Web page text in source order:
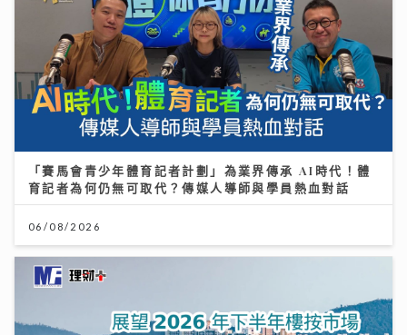
「賽馬會青少年體育記者計劃」為業界傳承 AI時代！體
育記者為何仍無可取代？傳媒人導師與學員熱血對話
06/08/2026